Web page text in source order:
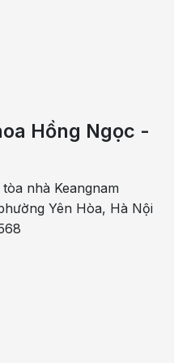
khám đa
có gì đặc
Hồng Ngọc -
nhà Keangnam
Yên Hòa, Hà Nội